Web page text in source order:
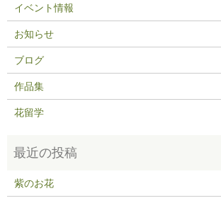
イベント情報
お知らせ
ブログ
作品集
花留学
紫のお花